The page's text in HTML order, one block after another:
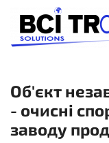
Об'єкт
- очисні
заводу